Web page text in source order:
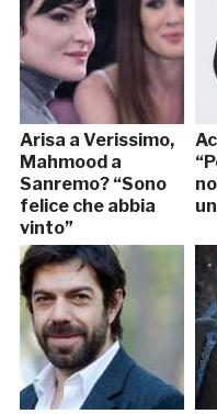
Arisa a Verissimo,
Mahmood a
Sanremo? “Sono
felice che abbia
vinto”